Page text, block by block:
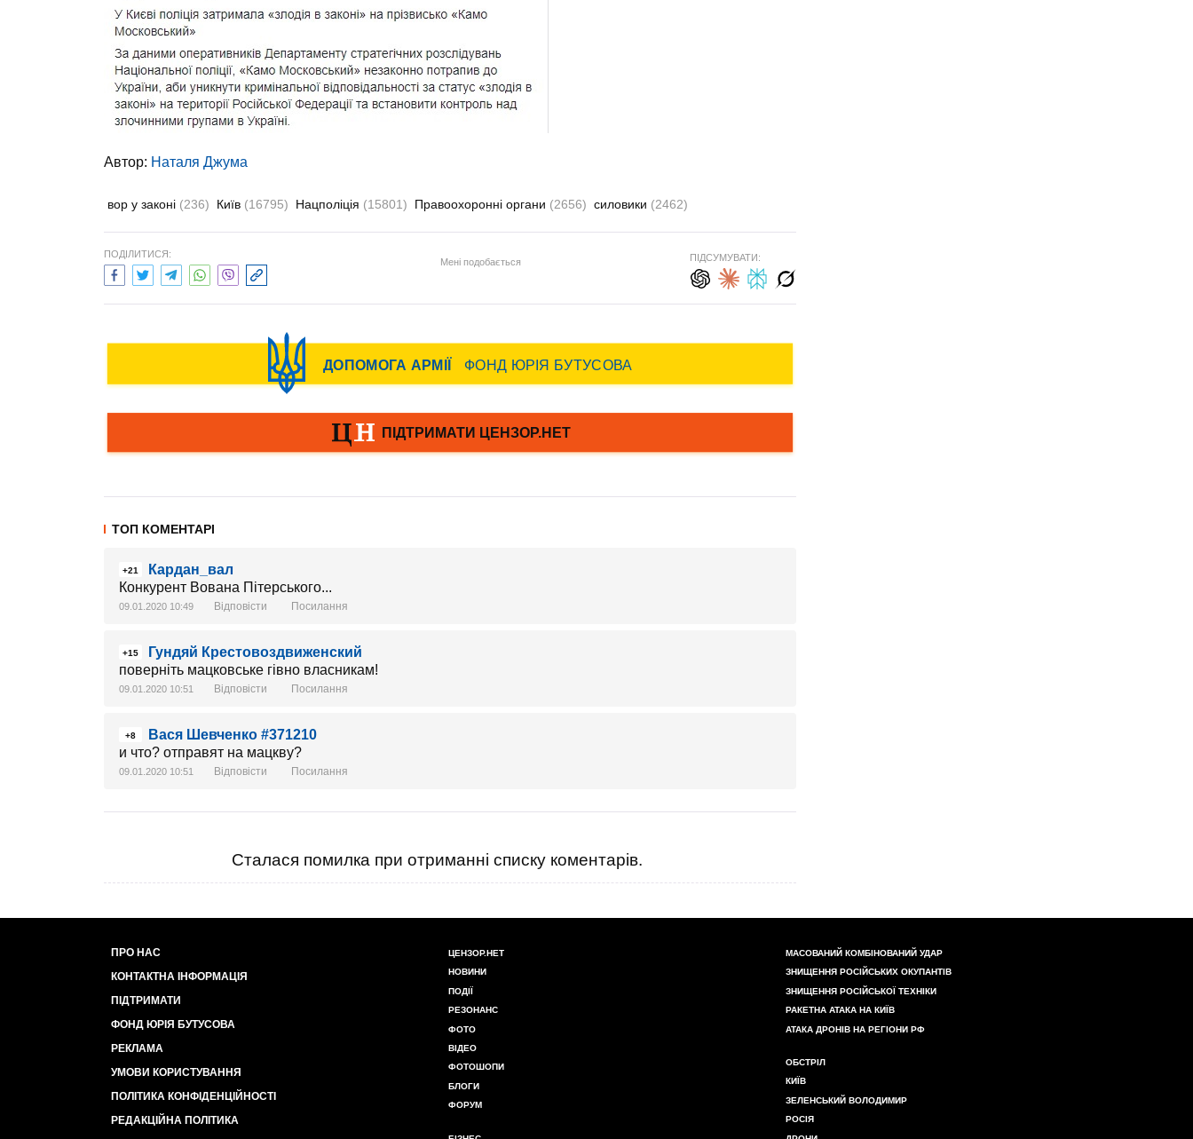
Автор: Наталя Джума
вор у законі (236) Київ (16795) Нацполіція (15801) Правоохоронні органи (2656) силовики (2462)
ПОДІЛИТИСЯ:
Мені подобається ПІДСУМУВАТИ:
ТОП КОМЕНТАРІ
+21
Кардан_вал
Конкурент Вована Пітерського...
09.01.2020 10:49 Відповісти Посилання
+15
Гундяй Крестовоздвиженский
поверніть мацковське гівно власникам!
09.01.2020 10:51 Відповісти Посилання
+8
Вася Шевченко #371210
и что? отправят на мацкву?
09.01.2020 10:51 Відповісти Посилання
Сталася помилка при отриманні списку коментарів.
ПРО НАС
КОНТАКТНА ІНФОРМАЦІЯ
ПІДТРИМАТИ
ФОНД ЮРІЯ БУТУСОВА
РЕКЛАМА
УМОВИ КОРИСТУВАННЯ
ПОЛІТИКА КОНФІДЕНЦІЙНОСТІ
РЕДАКЦІЙНА ПОЛІТИКА
ЦЕНЗОР.НЕТ
НОВИНИ
ПОДІЇ
РЕЗОНАНС
ФОТО
ВІДЕО
ФОТОШОПИ
БЛОГИ
ФОРУМ
МАСОВАНИЙ КОМБІНОВАНИЙ УДАР
ЗНИЩЕННЯ РОСІЙСЬКИХ ОКУПАНТІВ
ЗНИЩЕННЯ РОСІЙСЬКОЇ ТЕХНІКИ
РАКЕТНА АТАКА НА КИЇВ
АТАКА ДРОНІВ НА РЕГІОНИ РФ
ОБСТРІЛ
КИЇВ
ЗЕЛЕНСЬКИЙ ВОЛОДИМИР
РОСІЯ